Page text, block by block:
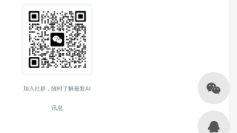
加入社群，随时了解最新AI
讯息